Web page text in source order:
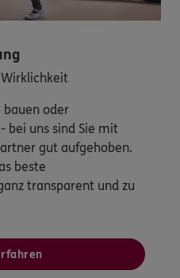
bauen oder
bei uns sind Sie mit
gut aufgehoben.
beste
transparent und zu